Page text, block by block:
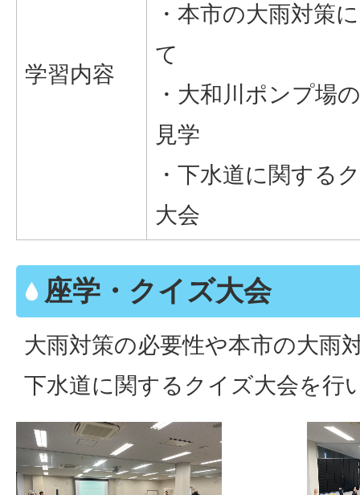
学習内容
・本市の大雨対策
て
・大和川ポンプ場
見学
・下水道に関する
大会
座学・クイズ大会
大雨対策の必要性や本市の大雨
下水道に関するクイズ大会を行